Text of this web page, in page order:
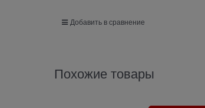
Добавить в сравнение
Похожие товары